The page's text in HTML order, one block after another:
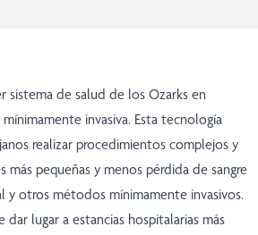
sistema de salud de los Ozarks en
invasiva. Esta tecnología
realizar procedimientos complejos y
más pequeñas y menos pérdida de sangre
y otros métodos mínimamente invasivos.
dar lugar a estancias hospitalarias más